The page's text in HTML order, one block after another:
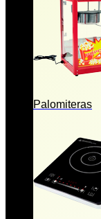
Palomiteras